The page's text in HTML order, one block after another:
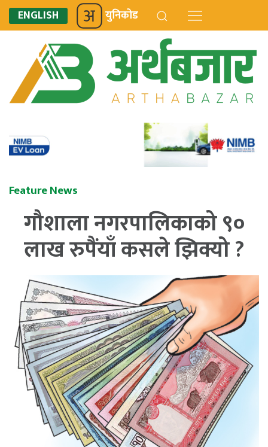
ENGLISH युनिकोड
Feature News
गौशाला नगरपालिकाको ९०
लाख रुपैंयाँ कसले झिक्यो ?